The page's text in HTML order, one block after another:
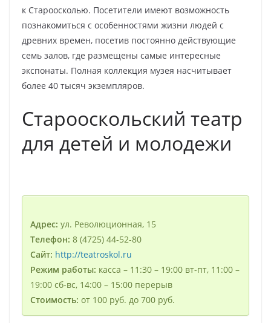
к Староосколью. Посетители имеют возможность
познакомиться с особенностями жизни людей с
древних времен, посетив постоянно действующие
семь залов, где размещены самые интересные
экспонаты. Полная коллекция музея насчитывает
более 40 тысяч экземпляров.
Старооскольский театр
для детей и молодежи
Адрес: ул. Революционная, 15
Телефон: 8 (4725) 44-52-80
Сайт: http://teatroskol.ru
Режим работы: касса – 11:30 – 19:00 вт-пт, 11:00 –
19:00 сб-вс, 14:00 – 15:00 перерыв
Стоимость: от 100 руб. до 700 руб.